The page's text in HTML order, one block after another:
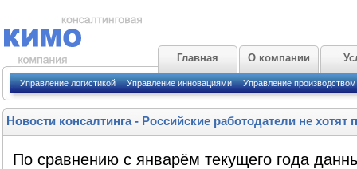
Главная О компании
Управление логистикой Управление инновациями Управление производством
Новости консалтинга- Российские работодатели не хотят
По сравнению с январём текущего года